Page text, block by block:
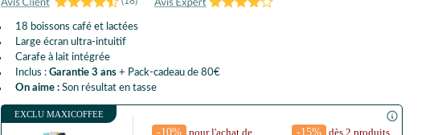
18 boissons café et lactées
Large écran ultra-intuitif
Carafe à lait intégrée
Inclus : Garantie 3 ans+ Pack-cadeau de 80€
On aime :Son résultat en tasse
EXCLU MAXICOFFEE
-10% pour l'achat de
-15%
dès 2 produits